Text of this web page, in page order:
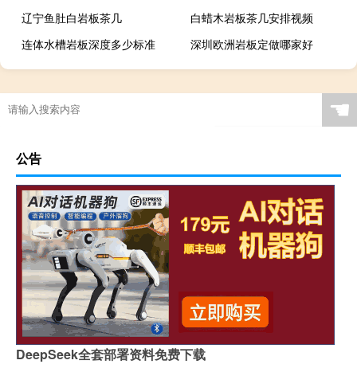
辽宁鱼肚白岩板茶几
白蜡木岩板茶几安排视频
连体水槽岩板深度多少标准
深圳欧洲岩板定做哪家好
广西现代简约岩板贵吗
岩板当背景墙好吗
茶几桌客厅京东自营岩板
瓷砖岩板能打磨吗吗
特别的岩板图案是什么
怎么区分岩石岩板的好坏
岩板茶几会变色吗吗
贵阳鱼肚金岩板茶几价格
浙江黑色的岩板叫什么
哪里买岩板茶几便宜的
岩板吊顶怎么贴瓷砖好看
哪个品牌岩板是真的白
原木岩板沙发效果图
人工花岗石和岩板哪个好
佛山著名岩板市场在哪里
桌子用哑光岩板好吗
郑州品牌岩板批发商
桌面怎么做成岩板墙
岩板背面没有品牌标识吗
怎么分辨岩板和岗石砖
☚
公告
DeepSeek全套部署资料免费下载